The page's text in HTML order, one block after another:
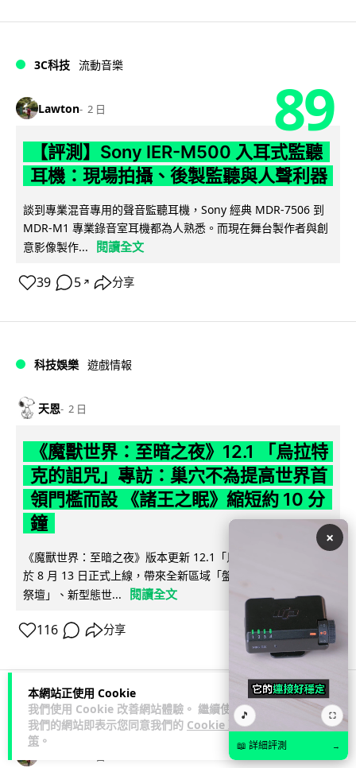
本網站正使用 Cookie
我們使用 Cookie 改善網站體驗。 繼續使用
我們的網站即表示您同意我們的 Cookie 政
策 。
3C科技 流動音樂
Lawton 2 日 89
【評測】Sony IER-M500 入耳式監聽
耳機：現場拍攝、後製監聽與人聲利器
談到專業混音專用的聲音監聽耳機，Sony 經典 MDR-7506 到
MDR-M1 專業錄音室耳機都為人熟悉。而現在舞台製作者與創
意影像製作...
閱讀全文
39 5 ↗ 分享
科技娛樂 遊戲情報
天恩 2 日
《魔獸世界：至暗之夜》12.1 「烏拉特
克的詛咒」專訪：巢穴不為提高世界首
領門檻而設 《諸王之眠》縮短約 10 分
鐘
《魔獸世界：至暗之夜》版本更新 12.1「烏拉特克的詛咒」將
於 8 月 13 日正式上線，帶來全新區域「盤蛇島」、地城「毒牙
祭壇」、新型態世...
閱讀全文
116 分享
科技娛樂 遊戲情報
×
🎵 ⛶
📖 詳細評測 →